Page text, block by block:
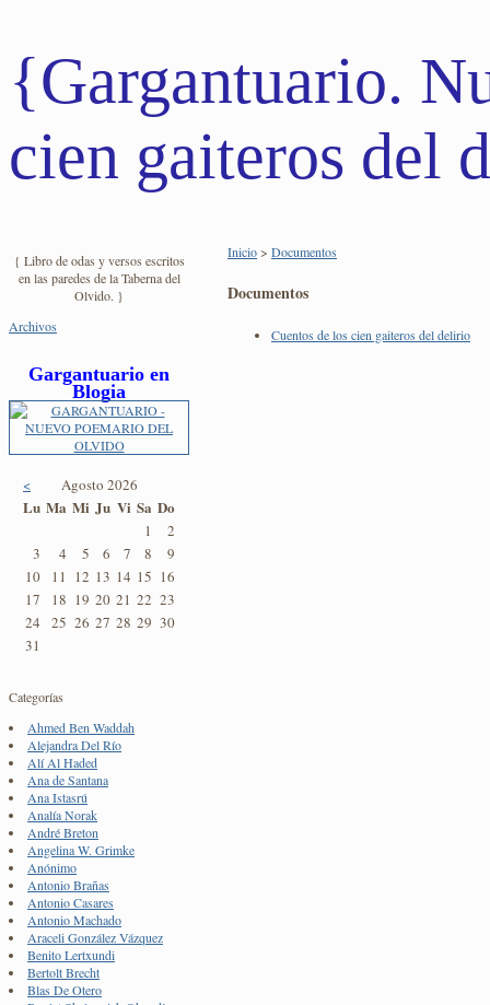
{Gargantuario.
cien gaiteros del
{ Libro de odas y versos escritos
en las paredes de la Taberna del
Olvido. }
Archivos
Gargantuario en
Blogia
< Agosto 2026
Lu Ma Mi Ju Vi Sa Do
1
2
3
4 5 6 7 8
9
10
11 12 13 14 15 16
17
18 19 20 21 22 23
24
25 26 27 28 29 30
31
Categorías
Ahmed Ben Waddah
Alejandra Del Río
Alí Al Haded
Ana de Santana
Ana Istasrú
Analía Norak
André Breton
Angelina W. Grimke
Anónimo
Antonio Brañas
Antonio Casares
Antonio Machado
Araceli González Vázquez
Benito Lertxundi
Bertolt Brecht
Blas De Otero
Inicio> Documentos
Documentos
Cuentos de los cien gaiteros del delirio